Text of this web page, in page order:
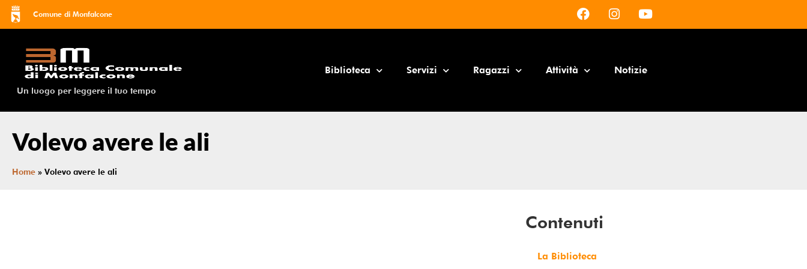
Comune di Monfalcone
Un luogo per leggere il tuo tempo
Biblioteca Servizi Ragazzi Attività Notizie
Volevo avere le ali
Home » Volevo avere le ali
Contenuti
La Biblioteca